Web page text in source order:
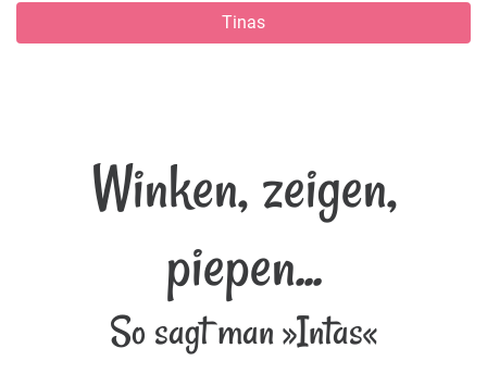
Tinas
Winken, zeigen,
piepen...
So sagt man »Intas«